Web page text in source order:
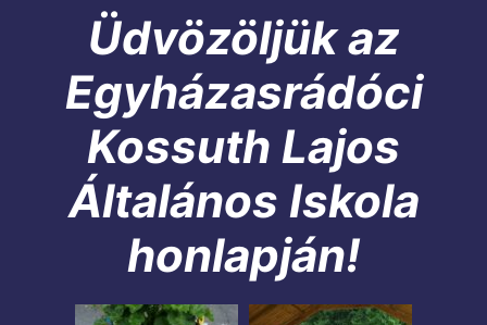
Üdvözöljük az
Egyházasrádóci
Kossuth Lajos
Általános Iskola
honlapján!